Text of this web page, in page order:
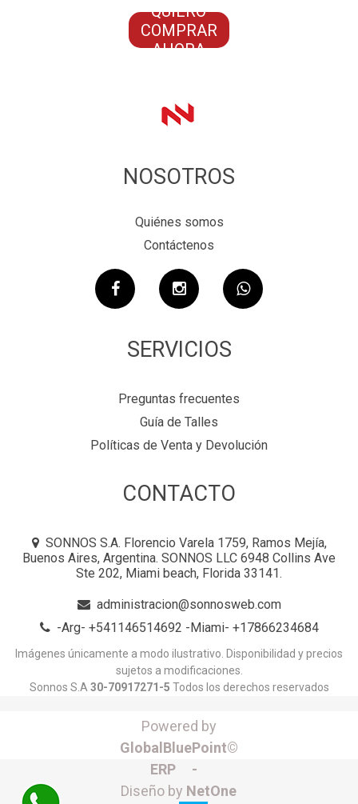
QUIERO
COMPRAR
AHORA
NOSOTROS
Quiénes somos
Contáctenos
SERVICIOS
Preguntas frecuentes
Guía de Talles
Políticas de Venta y Devolución
CONTACTO
SONNOS S.A. Florencio Varela 1759, Ramos Mejía,
Buenos Aires, Argentina. SONNOS LLC 6948 Collins Ave
Ste 202, Miami beach, Florida 33141.
administracion@sonnosweb.com
-Arg- +541146514692 -Miami- +17866234684
Imágenes únicamente a modo ilustrativo. Disponibilidad y precios
sujetos a modificaciones.
Sonnos S.A 30-70917271-5 Todos los derechos reservados
Powered by
GlobalBluePoint©
ERP -
Diseño by NetOne